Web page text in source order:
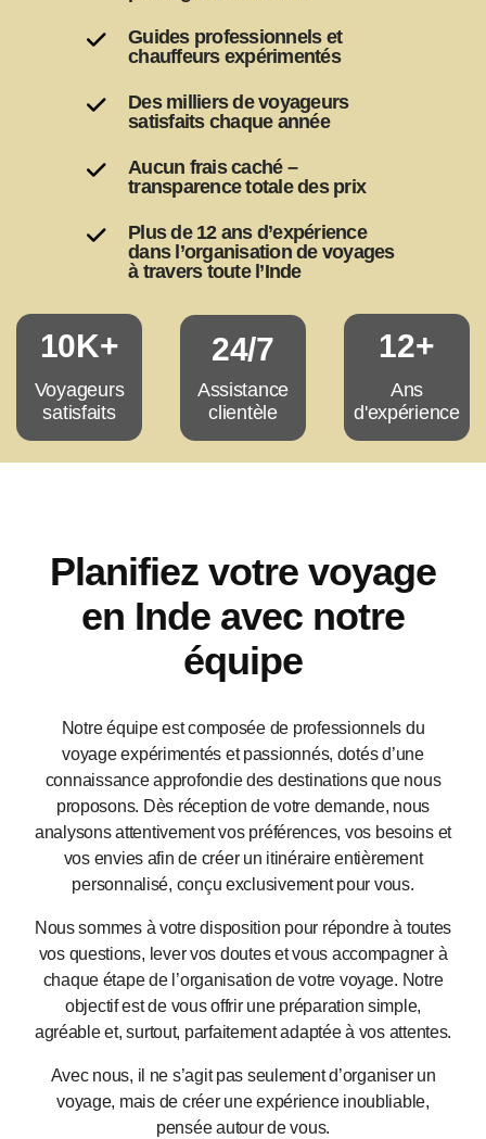
Tour-opérateur fiable et agréé
par le gouvernement
Guides professionnels et
chauffeurs expérimentés
Des milliers de voyageurs
satisfaits chaque année
Aucun frais caché –
transparence totale des prix
dans l’organisation de voyages
à travers toute l’Inde
10K+ 24/7 12+
Planifiez votre voyage
en Inde avec notre
équipe
Notre équipe est composée de professionnels du
voyage expérimentés et passionnés, dotés d’une
connaissance approfondie des destinations que nous
proposons. Dès réception de votre demande, nous
analysons attentivement vos préférences, vos besoins et
vos envies afin de créer un itinéraire entièrement
personnalisé, conçu exclusivement pour vous.
Nous sommes à votre disposition pour répondre à toutes
vos questions, lever vos doutes et vous accompagner à
chaque étape de l’organisation de votre voyage. Notre
objectif est de vous offrir une préparation simple,
agréable et, surtout, parfaitement adaptée à vos attentes.
Avec nous, il ne s’agit pas seulement d’organiser un